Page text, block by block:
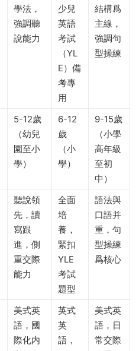
學法，
強調聽
說能力
少兒
英語
考試
（YL
E）備
考專
用
結構爲
主線，
強調句
型操練
5-12歲
（幼兒
園至小
學）
6-12
歲
（小
學）
9-15歲
（小學
高年級
至初
中）
聽說領
先，讀
寫跟
進，側
重交際
能力
全面
培
養，
緊扣
YLE
考試
題型
語法與
口語并
重，句
型操練
爲核心
美式英
語，國
際化内
英式
英
語，
美式英
語，日
常交際